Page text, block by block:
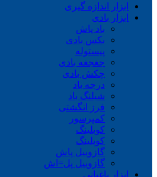
ابزار اندازه گیری
ابزار بادی
باد پاش
بکس بادی
پیستوله
جغجغه بادی
چکش بادی
درجه باد
شیلنگ باد
فرز انگشتی
کمپرسور
کوبلینگ
کوپلینگ
گازوییل پاش
گازوییل پل=اش
ابزار باغبانی